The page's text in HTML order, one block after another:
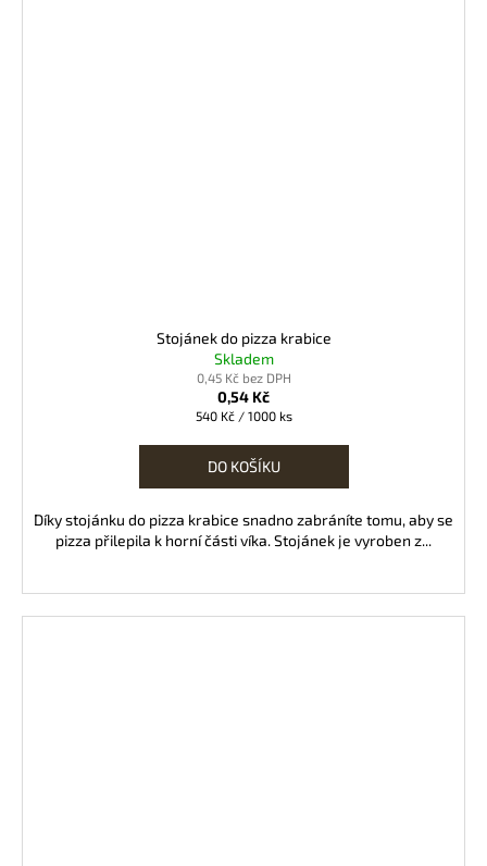
Stojánek do pizza krabice
Skladem
0,45 Kč bez DPH
0,54 Kč
Měrná
540 Kč / 1000 ks
DO KOŠÍKU
Díky stojánku do pizza krabice snadno zabráníte tomu, aby se
pizza přilepila k horní části víka. Stojánek je vyroben z...